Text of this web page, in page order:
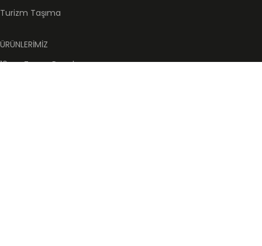
Turizm Taşıma
ÜRÜNLERİMİZ
10cm Zenon Panel